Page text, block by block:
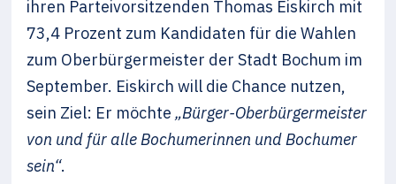
ihren Parteivorsitzenden Thomas Eiskirch mit
73,4 Prozent zum Kandidaten für die Wahlen
zum Oberbürgermeister der Stadt Bochum im
September. Eiskirch will die Chance nutzen,
sein Ziel: Er möchte„Bürger-Oberbürgermeister
von und für alle Bochumerinnen und Bochumer
sein“.